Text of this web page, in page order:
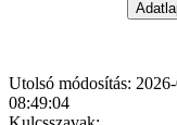
Utolsó módosítás:
08:49:04